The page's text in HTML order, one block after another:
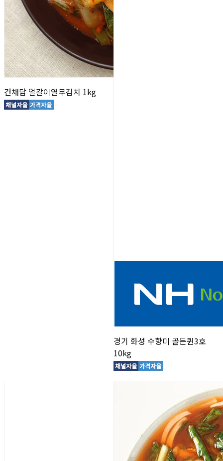
건채담 얼갈이열무김치 1kg
경기 화성 수향미 골든퀸3호
10kg